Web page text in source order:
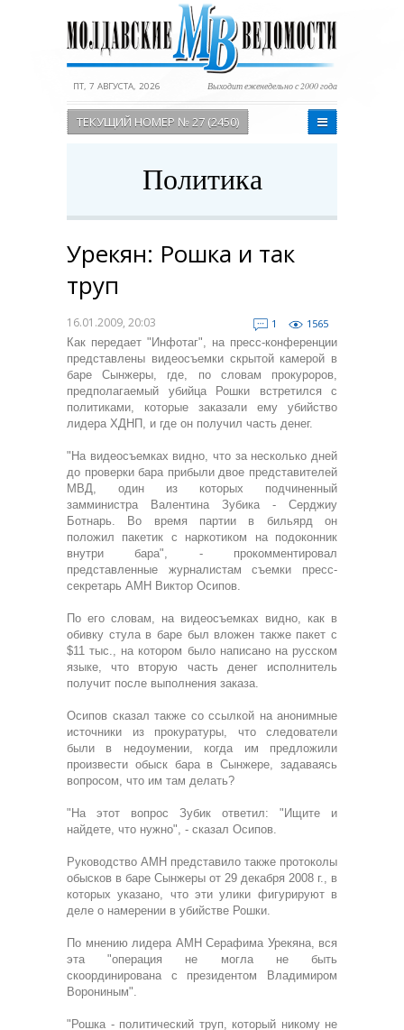
ПТ, 7 АВГУСТА, 2026 Выходит еженедельно с 2000 года
ТЕКУЩИЙ НОМЕР № 27 (2450)
Политика
Урекян: Рошка и так
труп
16.01.2009, 20:03 1
1565
Как передает "Инфотаг", на пресс-конференции
представлены видеосъемки скрытой камерой в
баре Сынжеры, где, по словам прокуроров,
предполагаемый убийца Рошки встретился с
политиками, которые заказали ему убийство
лидера ХДНП, и где он получил часть денег.
"На видеосъемках видно, что за несколько дней
до проверки бара прибыли двое представителей
МВД, один из которых подчиненный
замминистра Валентина Зубика - Серджиу
Ботнарь. Во время партии в бильярд он
положил пакетик с наркотиком на подоконник
внутри бара", - прокомментировал
представленные журналистам съемки пресс-
секретарь АМН Виктор Осипов.
По его словам, на видеосъемках видно, как в
обивку стула в баре был вложен также пакет с
$11 тыс., на котором было написано на русском
языке, что вторую часть денег исполнитель
получит после выполнения заказа.
Осипов сказал также со ссылкой на анонимные
источники из прокуратуры, что следователи
были в недоумении, когда им предложили
произвести обыск бара в Сынжере, задаваясь
вопросом, что им там делать?
"На этот вопрос Зубик ответил: "Ищите и
найдете, что нужно", - сказал Осипов.
Руководство АМН представило также протоколы
обысков в баре Сынжеры от 29 декабря 2008 г., в
которых указано, что эти улики фигурируют в
деле о намерении в убийстве Рошки.
По мнению лидера АМН Серафима Урекяна, вся
эта "операция не могла не быть
скоординирована с президентом Владимиром
Ворониным".
"Рошка - политический труп, который никому не